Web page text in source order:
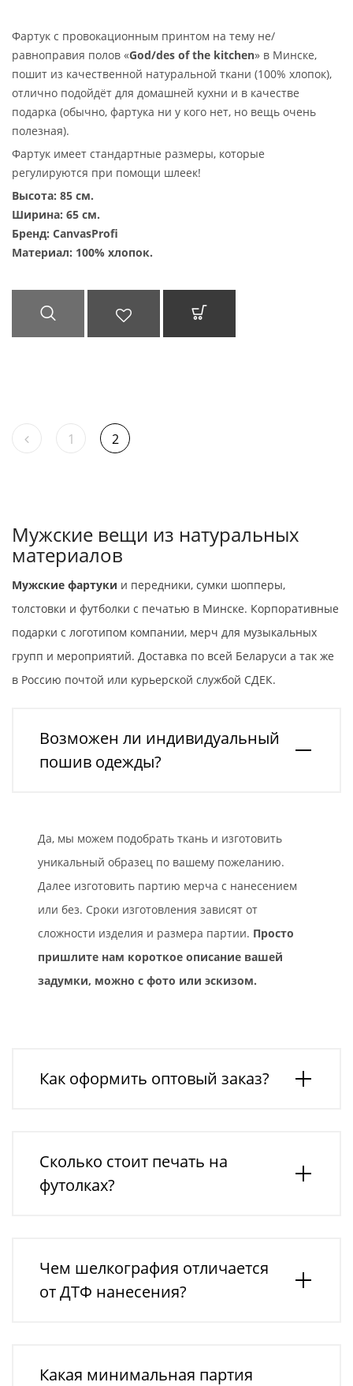
Фартук с провокационным принтом на тему не/
равноправия полов «God/des of the kitchen» в Минске,
пошит из качественной натуральной ткани (100% хлопок),
отлично подойдёт для домашней кухни и в качестве
подарка (обычно, фартука ни у кого нет, но вещь очень
полезная).
Фартук имеет стандартные размеры, которые
регулируются при помощи шлеек!
Высота: 85 см.
Ширина: 65 см.
Бренд: CanvasProfi
Материал: 100% хлопок.
1 2
Мужские вещи из натуральных
материалов
Мужские фартуки и передники, сумки шопперы,
толстовки и футболки с печатью в Минске. Корпоративные
подарки с логотипом компании, мерч для музыкальных
групп и мероприятий. Доставка по всей Беларуси а так же
в Россию почтой или курьерской службой СДЕК.
Возможен ли индивидуальный
пошив одежды?
Да, мы можем подобрать ткань и изготовить
уникальный образец по вашему пожеланию.
Далее изготовить партию мерча с нанесением
или без. Сроки изготовления зависят от
сложности изделия и размера партии. Просто
пришлите нам короткое описание вашей
задумки, можно с фото или эскизом.
Как оформить оптовый заказ?
Сколько стоит печать на
футолках?
Чем шелкография отличается
от ДТФ нанесения?
Какая минимальная партия